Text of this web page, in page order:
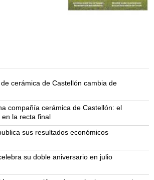
cerámica de Castellón cambia de
compañía cerámica de Castellón: el
la recta final
sus resultados económicos
su doble aniversario en julio